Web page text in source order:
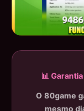
📊
O 80game
mesmo